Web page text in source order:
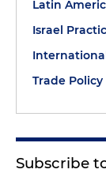
Latin
Israel
Trade Policy
Subscribe